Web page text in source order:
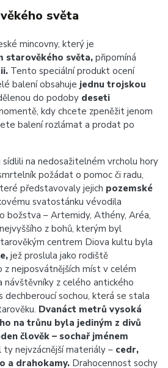
světa
mincovny, který je
starověkého světa, připomíná
Tento speciální produkt ocení
balení obsahuje jednu trojskou
do podoby deseti
kdy chcete zpeněžit jenom
balení rozlámat a prodat po
sídlili na nedosažitelném vrcholu hory
požádat o pomoc či radu,
představovaly jejich pozemské
svatostánku vévodila
božstva – Artemidy, Athény, Aréa,
z bohů, kterým byl
centrem Diova kultu byla
jež proslula jako rodiště
z nejposvátnějších míst v celém
návštěvníky z celého antického
dechberoucí sochou, která se stala
Dvanáct metrů vysoká
na trůnu byla jediným z divů
člověk – sochař jménem
ty nejvzácnější materiály – cedr,
a drahokamy. Drahocennost sochy